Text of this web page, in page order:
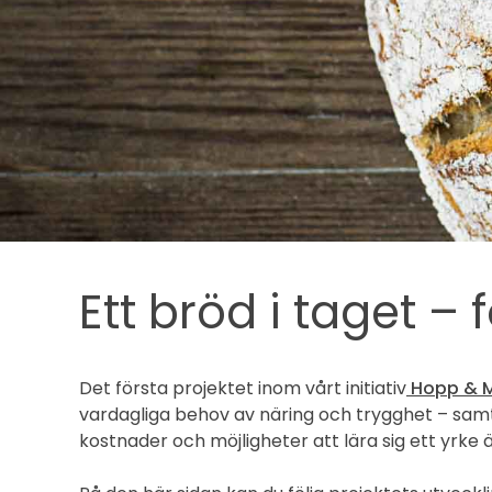
Ett bröd i taget –
Det första projektet inom vårt initiativ Hopp &
vardagliga behov av näring och trygghet –
kostnader och möjligheter att lära sig ett yrke